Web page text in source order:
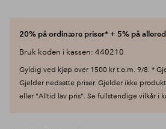
20% på ordinære priser* + 5% på
Bruk koden i kassen: 440210
Gyldig ved kjøp over 1500 kr t.o.m. 9/8. *
Gjelder nedsatte priser. Gjelder ikke
eller "Alltid lav pris". Se fullstendige vilkår i